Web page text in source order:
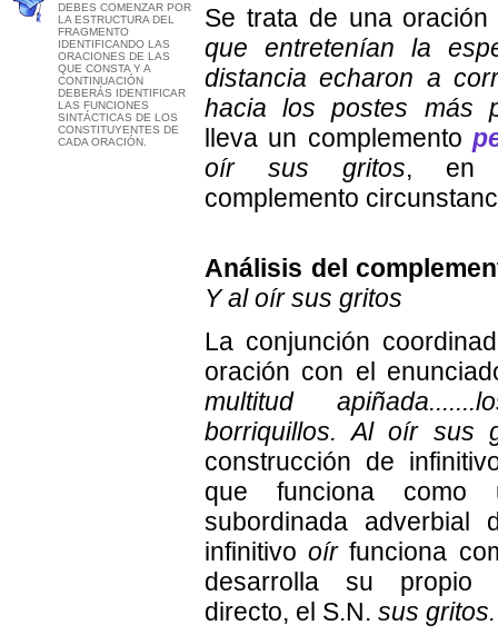
DEBES COMENZAR POR
LA ESTRUCTURA DEL
FRAGMENTO
IDENTIFICANDO LAS
ORACIONES DE LAS
QUE CONSTA Y A
CONTINUACIÓN
DEBERÁS IDENTIFICAR
LAS FUNCIONES
SINTÁCTICAS DE LOS
CONSTITUYENTES DE
CADA ORACIÓN.
Se trata de una
que entretenían la
distancia echaron a
hacia los postes más
lleva un complemento
oír sus gritos, en
complemento
Análisis del
Y al oír sus gritos
La conjunción
oración con el
multitud
borriquillos. Al oír sus
construcción de
que funciona como
subordinada adverbial
infinitivooírfunciona
desarrolla su propio
directo, el S.N. sus gritos.